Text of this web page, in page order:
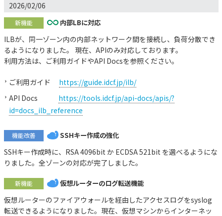
2026/02/06
新機能 内部LBに対応
ILBが、同一ゾーン内の内部ネットワーク間を接続し、負荷分散でき
るようになりました。 現在、APIのみ対応しております。
利用方法は、ご利用ガイドやAPI Docsを参照ください。
ご利用ガイド https://guide.idcf.jp/ilb/
API Docs https://tools.idcf.jp/api-docs/apis/?
id=docs_ilb_reference
機能改善 SSHキー作成の強化
SSHキー作成時に、RSA 4096bit か ECDSA 521bit を選べるようにな
りました。全ゾーンの対応が完了しました。
新機能 仮想ルーターのログ転送機能
仮想ルーターのファイアウォールを経由したアクセスログをsyslog
転送できるようになりました。現在、仮想マシンからインターネッ